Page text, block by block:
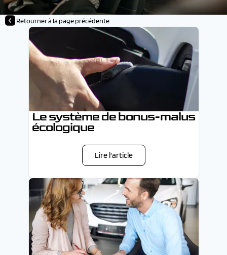
Retourner à la page précédente
Le système de bonus-malus
écologique
Lire l'article